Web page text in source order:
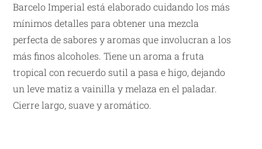
Barcelo Imperial está elaborado cuidando los más
mínimos detalles para obtener una mezcla
perfecta de sabores y aromas que involucran a los
más finos alcoholes. Tiene un aroma a fruta
tropical con recuerdo sutil a pasa e higo, dejando
un leve matiz a vainilla y melaza en el paladar.
Cierre largo, suave y aromático.